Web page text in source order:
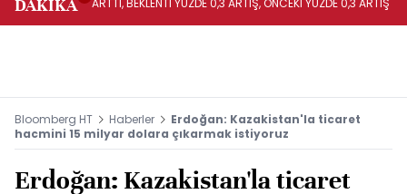
DAKİKA
ARTTI, BEKLENTİ YÜZDE 0,3 ARTIŞ, ÖNCEKİ YÜZDE 0,3 ARTIŞ
Bloomberg HT Haberler
Erdoğan: Kazakistan'la ticaret
hacmini 15 milyar dolara çıkarmak istiyoruz
Erdoğan: Kazakistan'la ticaret